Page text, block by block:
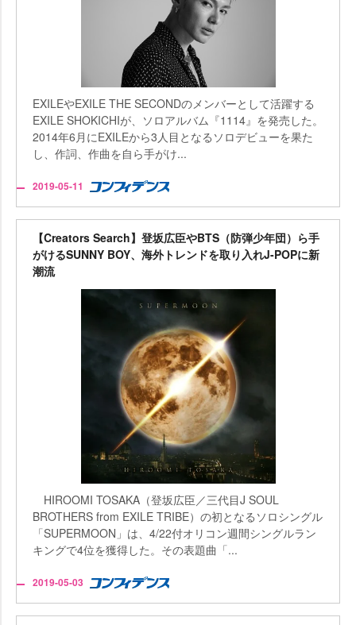
EXILEやEXILE THE SECONDのメンバーとして活躍する
EXILE SHOKICHIが、ソロアルバム『1114』を発売した。
2014年6月にEXILEから3人目となるソロデビューを果た
し、作詞、作曲を自ら手がけ...
2019-05-11
【Creators Search】登坂広臣やBTS（防弾少年団）ら手
がけるSUNNY BOY、海外トレンドを取り入れJ-POPに新
潮流
HIROOMI TOSAKA（登坂広臣／三代目J SOUL
BROTHERS from EXILE TRIBE）の初となるソロシングル
「SUPERMOON」は、4/22付オリコン週間シングルラン
キングで4位を獲得した。その表題曲「...
2019-05-03